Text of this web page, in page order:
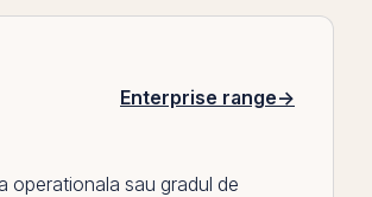
Enterprise range→
operationala sau gradul de